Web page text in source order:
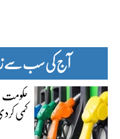
آج کی سب سے
حکومت
کمی